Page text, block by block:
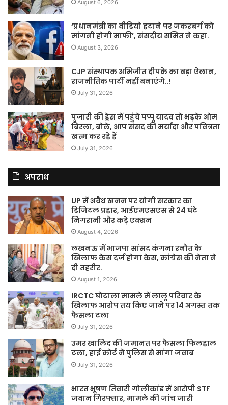
August 6, 2026
‘प्रधानमंत्री का वीडियो हटाने पर जकरबर्ग को
मांगनी होगी माफी’, संसदीय समित ने कहा.
August 3, 2026
CJP संस्थापक अभिजीत दीपके का बड़ा ऐलान,
राजनीतिक पार्टी नहीं बनाएंगे..!
July 31, 2026
पुजारी की ड्रेस में पहुंचे पप्पू यादव तो भड़के ओम
बिरला, बोले, आप संसद की मर्यादा और पवित्रता
खत्म कर रहे हैं
July 31, 2026
अपराध
UP में अवैध खनन पर योगी सरकार का
डिजिटल प्रहार, आईएमएसएस से 24 घंटे
निगरानी और कड़े एक्शन
August 4, 2026
लखनऊ में भाजपा सांसद कंगना रनौत के
खिलाफ केस दर्ज होगा केस, कांग्रेस की नेता ने
दी तहरीर.
August 1, 2026
IRCTC घोटाला मामले में लालू परिवार के
खिलाफ आरोप तय किए जाने पर 14 अगस्त तक
फैसला टला
July 31, 2026
उमर खालिद की जमानत पर फैसला फिलहाल
टला, हाई कोर्ट ने पुलिस से मांगा जवाब
July 31, 2026
भारत भूषण तिवारी गोलीकांड में आरोपी STF
जवान गिरफ्तार, मामले की जांच जारी